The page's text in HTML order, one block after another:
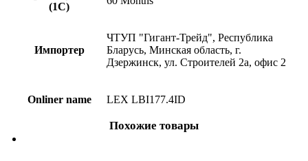
(1С)
Импортер
ЧТУП "Гигант-Трейд", Республика
Бларусь, Минская область, г.
Дзержинск, ул. Строителей 2а, офис 2
Onliner name LEX LBI177.4ID
Похожие товары